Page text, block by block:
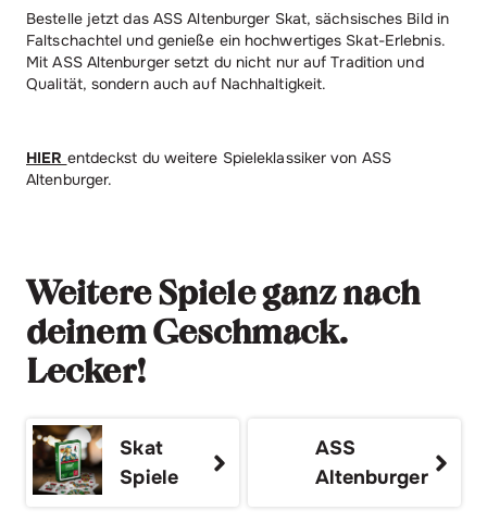
Bestelle jetzt das ASS Altenburger Skat, sächsisches Bild in
Faltschachtel und genieße ein hochwertiges Skat-Erlebnis.
Mit ASS Altenburger setzt du nicht nur auf Tradition und
Qualität, sondern auch auf Nachhaltigkeit.
HIER entdeckst du weitere Spieleklassiker von ASS
Altenburger.
Weitere Spiele ganz nach
deinem Geschmack.
Lecker!
Skat
Spiele
ASS
Altenburger